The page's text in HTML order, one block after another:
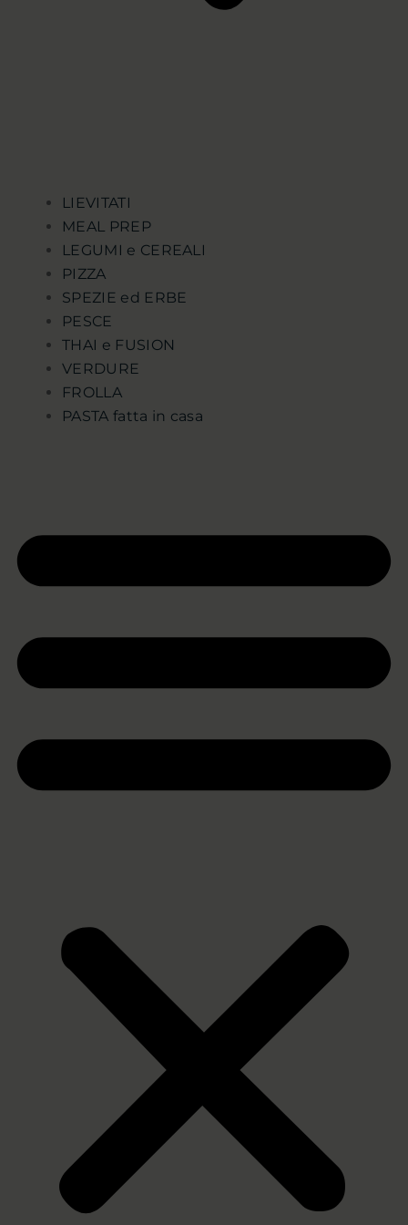
LIEVITATI
MEAL PREP
LEGUMI e CEREALI
PIZZA
SPEZIE ed ERBE
PESCE
THAI e FUSION
VERDURE
FROLLA
PASTA fatta in casa